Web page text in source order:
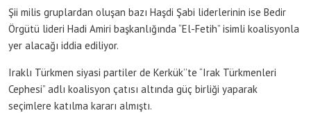
Şii milis gruplardan oluşan bazı Haşdi Şabi liderlerinin ise Bedir
Örgütü lideri Hadi Amiri başkanlığında “El-Fetih” isimli koalisyonla
yer alacağı iddia ediliyor.
Cephesi” adlı koalisyon çatısı altında güç birliği yaparak
seçimlere katılma kararı almıştı.